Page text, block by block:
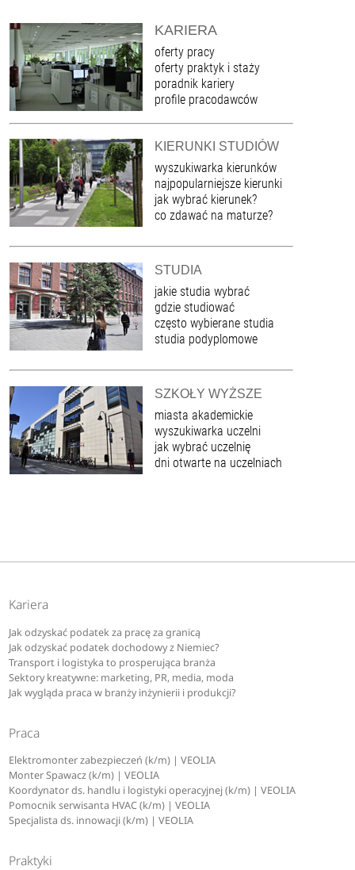
KARIERA
oferty pracy
oferty praktyk i staży
poradnik kariery
profile pracodawców
KIERUNKI STUDIÓW
wyszukiwarka kierunków
najpopularniejsze kierunki
jak wybrać kierunek?
co zdawać na maturze?
STUDIA
jakie studia wybrać
gdzie studiować
często wybierane studia
studia podyplomowe
SZKOŁY WYŻSZE
miasta akademickie
wyszukiwarka uczelni
jak wybrać uczelnię
dni otwarte na uczelniach
Kariera
Jak odzyskać podatek za pracę za granicą
Jak odzyskać podatek dochodowy z Niemiec?
Transport i logistyka to prosperująca branża
Sektory kreatywne: marketing, PR, media, moda
Jak wygląda praca w branży inżynierii i produkcji?
Praca
Elektromonter zabezpieczeń (k/m) | VEOLIA
Monter Spawacz (k/m) | VEOLIA
Koordynator ds. handlu i logistyki operacyjnej (k/m) | VEOLIA
Pomocnik serwisanta HVAC (k/m) | VEOLIA
Specjalista ds. innowacji (k/m) | VEOLIA
Praktyki